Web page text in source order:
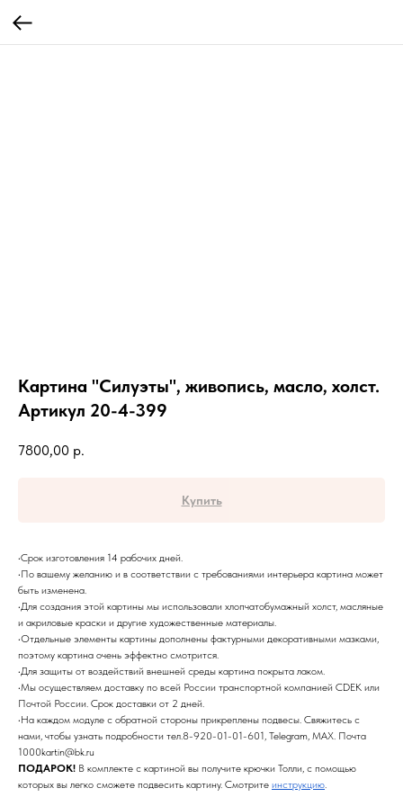
Картина "Силуэты", живопись, масло, холст.
Артикул 20-4-399
7800,00 р.
Купить
•Срок изготовления 14 рабочих дней.
•По вашему желанию и в соответствии с требованиями интерьера картина может
быть изменена.
•Для создания этой картины мы использовали хлопчатобумажный холст, масляные
и акриловые краски и другие художественные материалы.
•Отдельные элементы картины дополнены фактурными декоративными мазками,
поэтому картина очень эффектно смотрится.
•Для защиты от воздействий внешней среды картина покрыта лаком.
•Мы осуществляем доставку по всей России транспортной компанией CDEK или
Почтой России. Срок доставки от 2 дней.
•На каждом модуле с обратной стороны прикреплены подвесы. Свяжитесь с
нами, чтобы узнать подробности тел.8-920-01-01-601, Telegram, MAX. Почта
1000kartin@bk.ru
ПОДАРОК! В комплекте с картиной вы получите крючки Толли, с помощью
которых вы легко сможете подвесить картину. Смотрите инструкцию.